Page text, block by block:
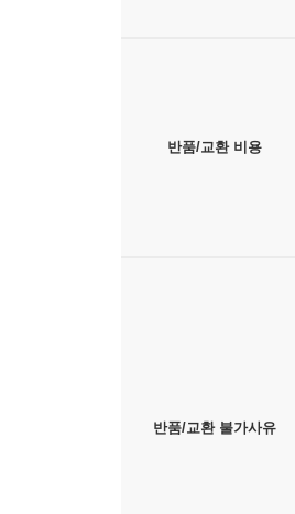
반품/교환 비용
반품/교환 불가사유